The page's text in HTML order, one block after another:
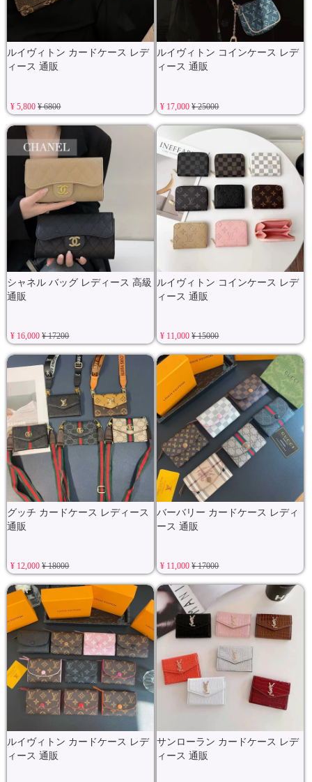
ルイヴィトン カードケース レデ
ィース 通販
¥ 5,800¥ 6800
ルイヴィトン コインケース レデ
ィース 通販
¥ 17,000¥ 25000
シャネル バッグ レディース 高級
通販
¥ 16,000¥ 17200
ルイヴィトン コインケース レデ
ィース 通販
¥ 11,000¥ 15000
グッチ カードケース レディース
通販
¥ 12,000¥ 18000
バーバリー カードケース レディ
ース 通販
¥ 11,000¥ 17000
ルイヴィトン カードケース レデ
ィース 通販
サンローラン カードケース レデ
ィース 通販